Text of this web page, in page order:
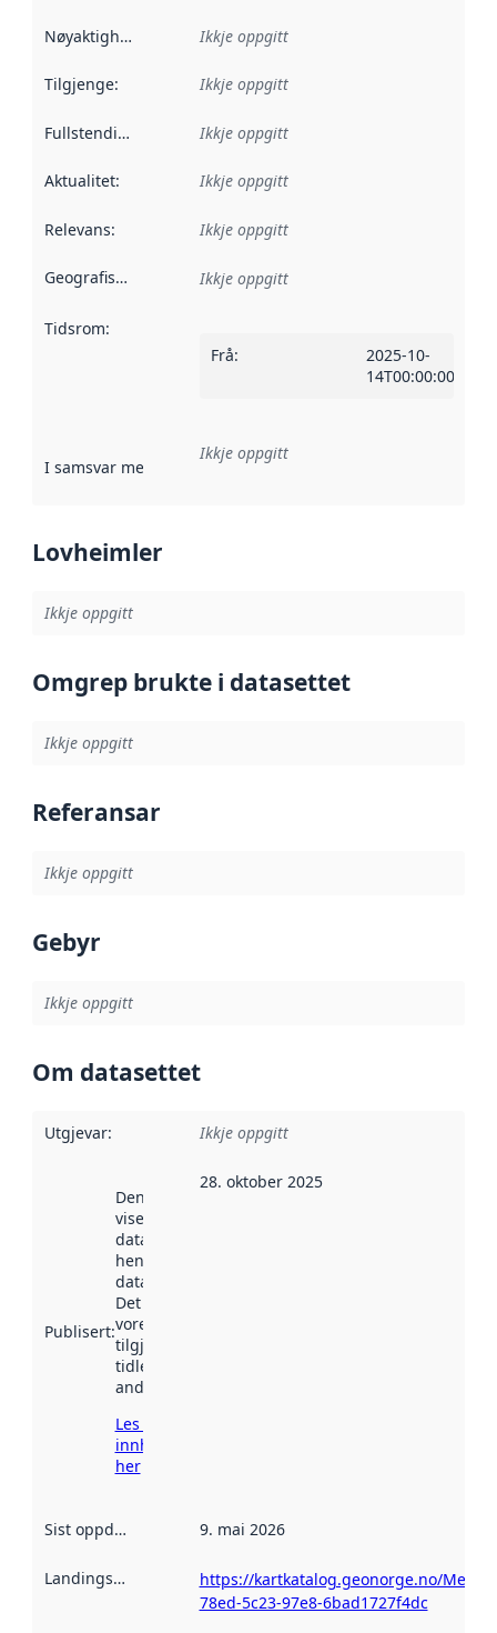
Nøyaktigheit Ikkje oppgitt
Tilgjenge: Ikkje oppgitt
Fullstendigheit Ikkje oppgitt
Aktualitet: Ikkje oppgitt
Relevans: Ikkje oppgitt
Geografisk område Ikkje oppgitt
Tidsrom:
Frå:
2025-10-
14T00:00:00Z
I samsvar med Referanse til ei implementeringsregel eller
Ikkje oppgitt
Lovheimler
Ikkje oppgitt
Omgrep brukte i datasettet
Ikkje oppgitt
Referansar
Ikkje oppgitt
Gebyr
Ikkje oppgitt
Om datasettet
Utgjevar: Ikkje oppgitt
Publisert:
Denne datoen
viser når
datasettet vart
henta inn av
data.norge.no.
Det kan ha
vore
tilgjengeleg
tidlegare
andre stader.
Les meir om
innhenting
her
28. oktober 2025
Sist oppdatert 9. mai 2026
Landingsside
https://kartkatalog.geonorge.no/
78ed-5c23-97e8-6bad1727f4dc